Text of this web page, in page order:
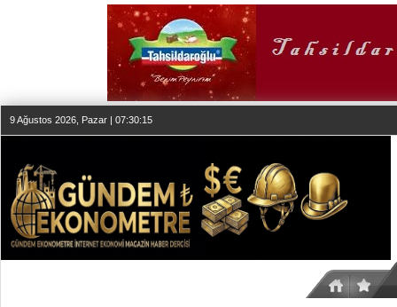
9 Ağustos 2026, Pazar | 07:30:15